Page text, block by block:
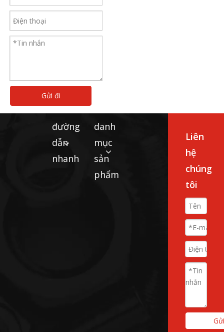
Gửi đi
đường
dẫn
nhanh
danh
mục
sản
phẩm
Liên
hệ
chúng
tôi